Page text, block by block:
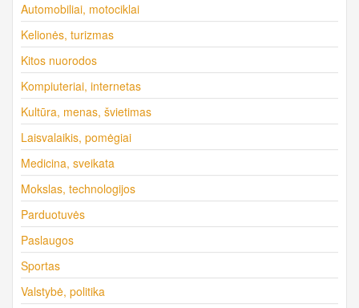
Automobiliai, motociklai
Kelionės, turizmas
Kitos nuorodos
Kompiuteriai, internetas
Kultūra, menas, švietimas
Laisvalaikis, pomėgiai
Medicina, sveikata
Mokslas, technologijos
Parduotuvės
Paslaugos
Sportas
Valstybė, politika